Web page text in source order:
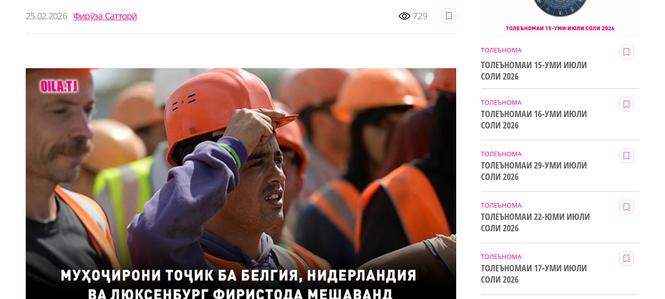
25.02.2026 Фирӯза Сатторӣ 729
ТОЛЕЪНОМА
ТОЛЕЪНОМАИ 15-УМИ ИЮЛИ
СОЛИ 2026
ТОЛЕЪНОМА
ТОЛЕЪНОМАИ 16-УМИ ИЮЛИ
СОЛИ 2026
ТОЛЕЪНОМА
ТОЛЕЪНОМАИ 29-УМИ ИЮЛИ
СОЛИ 2026
ТОЛЕЪНОМА
ТОЛЕЪНОМАИ 22-ЮМИ ИЮЛИ
СОЛИ 2026
ТОЛЕЪНОМА
ТОЛЕЪНОМАИ 17-УМИ ИЮЛИ
СОЛИ 2026